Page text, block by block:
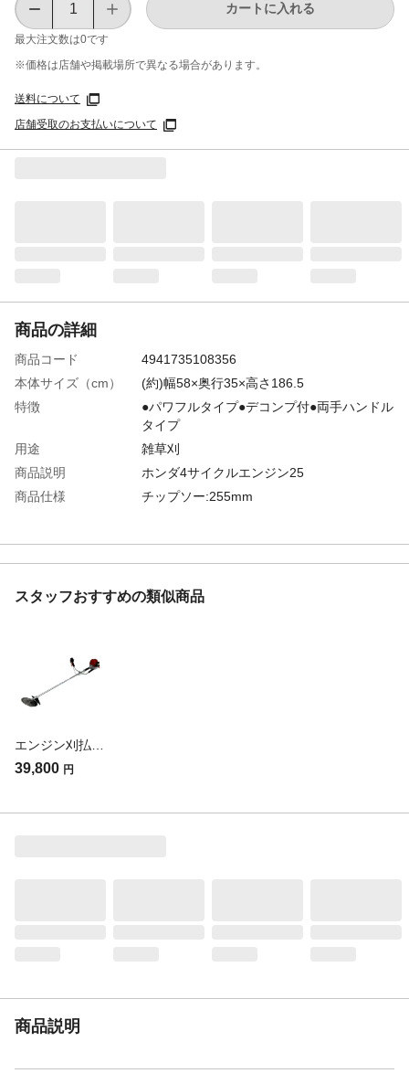
最大注文数は0です
カートに入れる
※価格は​店舗や​掲載場所で​異なる​場合が​あります。
送料について
店舗受取のお支払いについて
商品の詳細
商品コード
4941735108356
本体サイズ（cm）
(約)幅58×奥行35×高さ186.5
特徴
●パワフルタイプ●デコンプ付●両手ハンドル
タイプ
用途
雑草刈
商品説明
ホンダ4サイクルエンジン25
商品仕様
チップソー:255mm
使用上の注意
●出荷時、エンジンオイルは入っておりませ
オイルを入れてください。●燃料は必ず自動
エンジンやモーター
形式
リー容量
使用燃料／混合比
スタッフおすすめの類似商品
39,800 円
商品説明